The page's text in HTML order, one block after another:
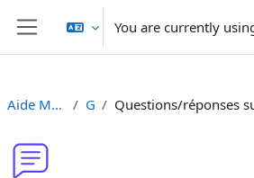
Skip to main content
Side panel
You are currently
Aide Moodle - Moodle Hilfe General